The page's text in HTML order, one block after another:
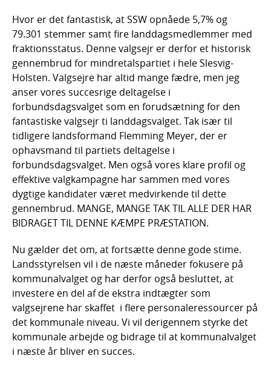
Hvor er det fantastisk, at SSW opnåede 5,7% og
79.301 stemmer samt fire landdagsmedlemmer med
fraktionsstatus. Denne valgsejr er derfor et historisk
gennembrud for mindretalspartiet i hele Slesvig-
Holsten. Valgsejre har altid mange fædre, men jeg
anser vores succesrige deltagelse i
forbundsdagsvalget som en forudsætning for den
fantastiske valgsejr ti landdagsvalget. Tak især til
tidligere landsformand Flemming Meyer, der er
ophavsmand til partiets deltagelse i
forbundsdagsvalget. Men også vores klare profil og
effektive valgkampagne har sammen med vores
dygtige kandidater været medvirkende til dette
gennembrud. MANGE, MANGE TAK TIL ALLE DER HAR
BIDRAGET TIL DENNE KÆMPE PRÆSTATION.
Nu gælder det om, at fortsætte denne gode stime.
Landsstyrelsen vil i de næste måneder fokusere på
kommunalvalget og har derfor også besluttet, at
investere en del af de ekstra indtægter som
valgsejrene har skaffet i flere personaleressourcer på
det kommunale niveau. Vi vil derigennem styrke det
kommunale arbejde og bidrage til at kommunalvalget
i næste år bliver en succes.